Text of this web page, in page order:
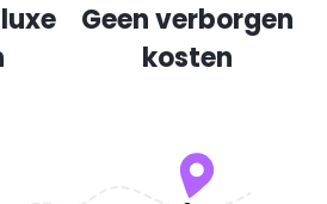
Geen verborgen
kosten